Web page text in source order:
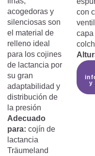
acogedoras y
silenciosas son
el material de
relleno ideal
para los cojines
de lactancia por
su gran
adaptabilidad y
distribución de
la presión
Adecuado
para: cojín de
lactancia
Träumeland
con
capa
y